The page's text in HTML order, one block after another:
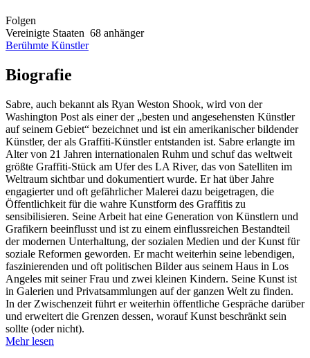
Folgen
Vereinigte Staaten 68 anhänger
Berühmte Künstler
Biografie
Sabre, auch bekannt als Ryan Weston Shook, wird von der
Washington Post als einer der „besten und angesehensten Künstler
auf seinem Gebiet“ bezeichnet und ist ein amerikanischer bildender
Künstler, der als Graffiti-Künstler entstanden ist. Sabre erlangte im
Alter von 21 Jahren internationalen Ruhm und schuf das weltweit
größte Graffiti-Stück am Ufer des LA River, das von Satelliten im
Weltraum sichtbar und dokumentiert wurde. Er hat über Jahre
engagierter und oft gefährlicher Malerei dazu beigetragen, die
Öffentlichkeit für die wahre Kunstform des Graffitis zu
sensibilisieren. Seine Arbeit hat eine Generation von Künstlern und
Grafikern beeinflusst und ist zu einem einflussreichen Bestandteil
der modernen Unterhaltung, der sozialen Medien und der Kunst für
soziale Reformen geworden. Er macht weiterhin seine lebendigen,
faszinierenden und oft politischen Bilder aus seinem Haus in Los
Angeles mit seiner Frau und zwei kleinen Kindern. Seine Kunst ist
in Galerien und Privatsammlungen auf der ganzen Welt zu finden.
In der Zwischenzeit führt er weiterhin öffentliche Gespräche darüber
und erweitert die Grenzen dessen, worauf Kunst beschränkt sein
sollte (oder nicht).
Mehr lesen